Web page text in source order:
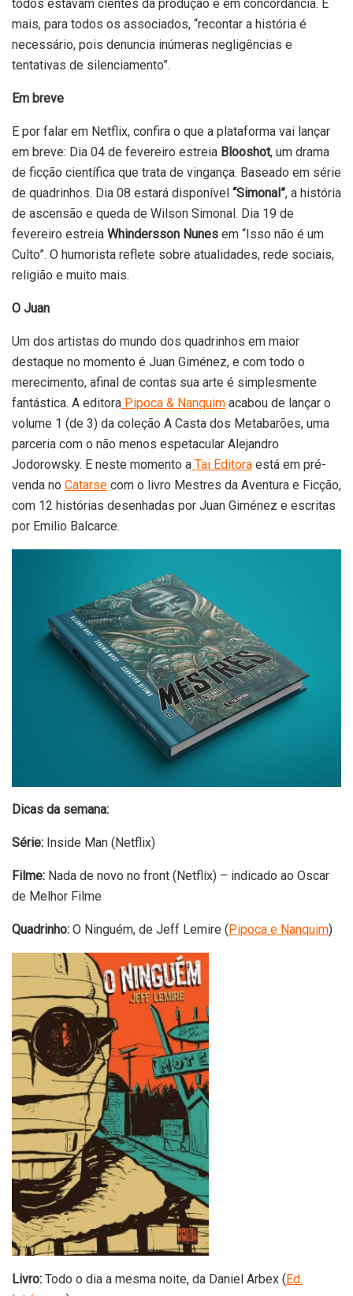
todos estavam cientes da produção e em concordância. E
mais, para todos os associados, “recontar a história é
necessário, pois denuncia inúmeras negligências e
tentativas de silenciamento”.
Em breve
E por falar em Netflix, confira o que a plataforma vai lançar
em breve: Dia 04 de fevereiro estreia Blooshot, um drama
de ficção científica que trata de vingança. Baseado em série
de quadrinhos. Dia 08 estará disponível “Simonal”, a história
de ascensão e queda de Wilson Simonal. Dia 19 de
fevereiro estreia Whindersson Nunes em “Isso não é um
Culto”. O humorista reflete sobre atualidades, rede sociais,
religião e muito mais.
O Juan
Um dos artistas do mundo dos quadrinhos em maior
destaque no momento é Juan Giménez, e com todo o
merecimento, afinal de contas sua arte é simplesmente
fantástica. A editora Pipoca & Nanquim acabou de lançar o
volume 1 (de 3) da coleção A Casta dos Metabarões, uma
parceria com o não menos espetacular Alejandro
Jodorowsky. E neste momento a Tai Editora está em pré-
venda no Catarse com o livro Mestres da Aventura e Ficção,
com 12 histórias desenhadas por Juan Giménez e escritas
por Emilio Balcarce.
Dicas da semana:
Série: Inside Man (Netflix)
Filme: Nada de novo no front (Netflix) – indicado ao Oscar
de Melhor Filme
Quadrinho: O Ninguém, de Jeff Lemire ( Pipoca e Nanquim)
Livro: Todo o dia a mesma noite, da Daniel Arbex (Ed.